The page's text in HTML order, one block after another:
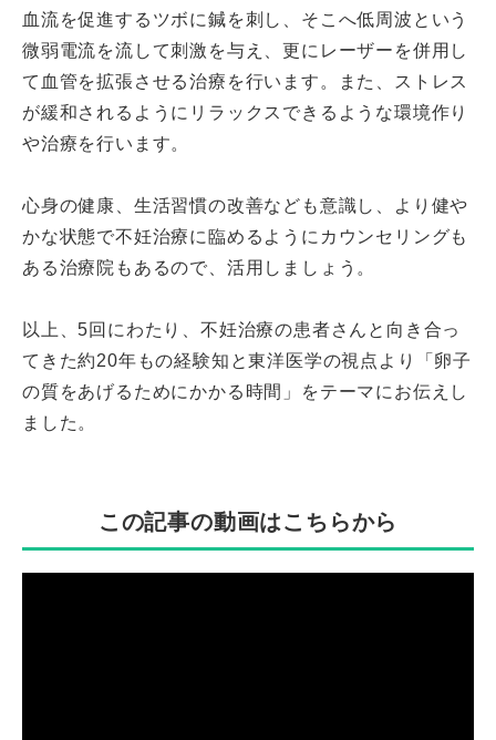
血流を促進するツボに鍼を刺し、そこへ低周波という
微弱電流を流して刺激を与え、更にレーザーを併用し
て血管を拡張させる治療を行います。また、ストレス
が緩和されるようにリラックスできるような環境作り
や治療を行います。
心身の健康、生活習慣の改善なども意識し、より健や
かな状態で不妊治療に臨めるようにカウンセリングも
ある治療院もあるので、活用しましょう。
以上、5回にわたり、不妊治療の患者さんと向き合っ
てきた約20年もの経験知と東洋医学の視点より「卵子
の質をあげるためにかかる時間」をテーマにお伝えし
ました。
この記事の動画はこちらから